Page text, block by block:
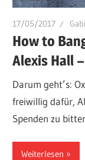
17/05/2017 Gabi
How to
Alexis Hall
Darum geht’s:
freiwillig dafür,
Spenden zu
Weiterlesen